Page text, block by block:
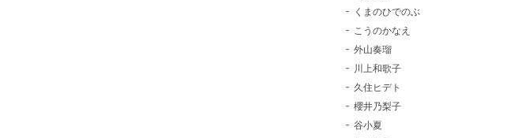
くまのひでのぶ
こうのかなえ
外山奏瑠
川上和歌子
久住ヒデト
櫻井乃梨子
谷小夏